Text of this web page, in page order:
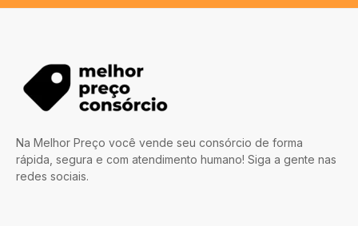
Na Melhor Preço você vende seu consórcio de forma
rápida, segura e com atendimento humano! Siga a gente nas
redes sociais.